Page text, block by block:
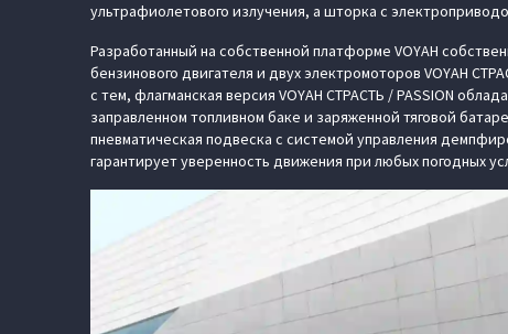
ультрафиолетового излучения, а шторка с
Разработанный на собственной платформе VOYAH
бензинового двигателя и двух электромоторов VOYAH
с тем, флагманская версия VOYAH СТРАСТЬ / PASSION
заправленном топливном баке и заряженной тяговой
пневматическая подвеска с системой управления
гарантирует уверенность движения при любых погодных